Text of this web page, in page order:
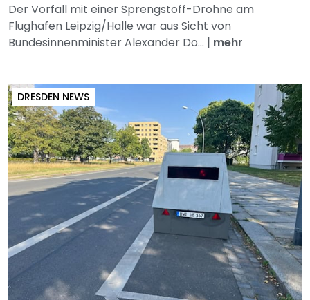
Der Vorfall mit einer Sprengstoff-Drohne am
Flughafen Leipzig/Halle war aus Sicht von
Bundesinnenminister Alexander Do... | mehr
DRESDEN NEWS